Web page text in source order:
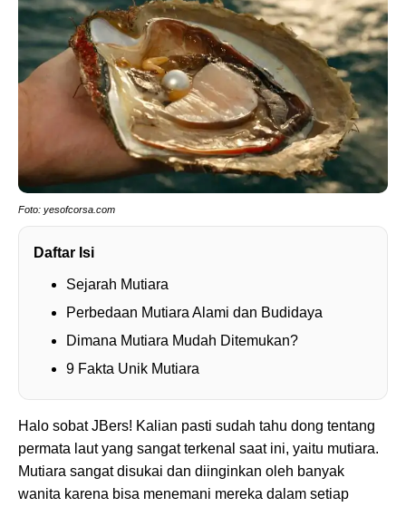
Foto: yesofcorsa.com
Daftar Isi
Sejarah Mutiara
Perbedaan Mutiara Alami dan Budidaya
Dimana Mutiara Mudah Ditemukan?
9 Fakta Unik Mutiara
Halo sobat JBers! Kalian pasti sudah tahu dong tentang
permata laut yang sangat terkenal saat ini, yaitu mutiara.
Mutiara sangat disukai dan diinginkan oleh banyak
wanita karena bisa menemani mereka dalam setiap